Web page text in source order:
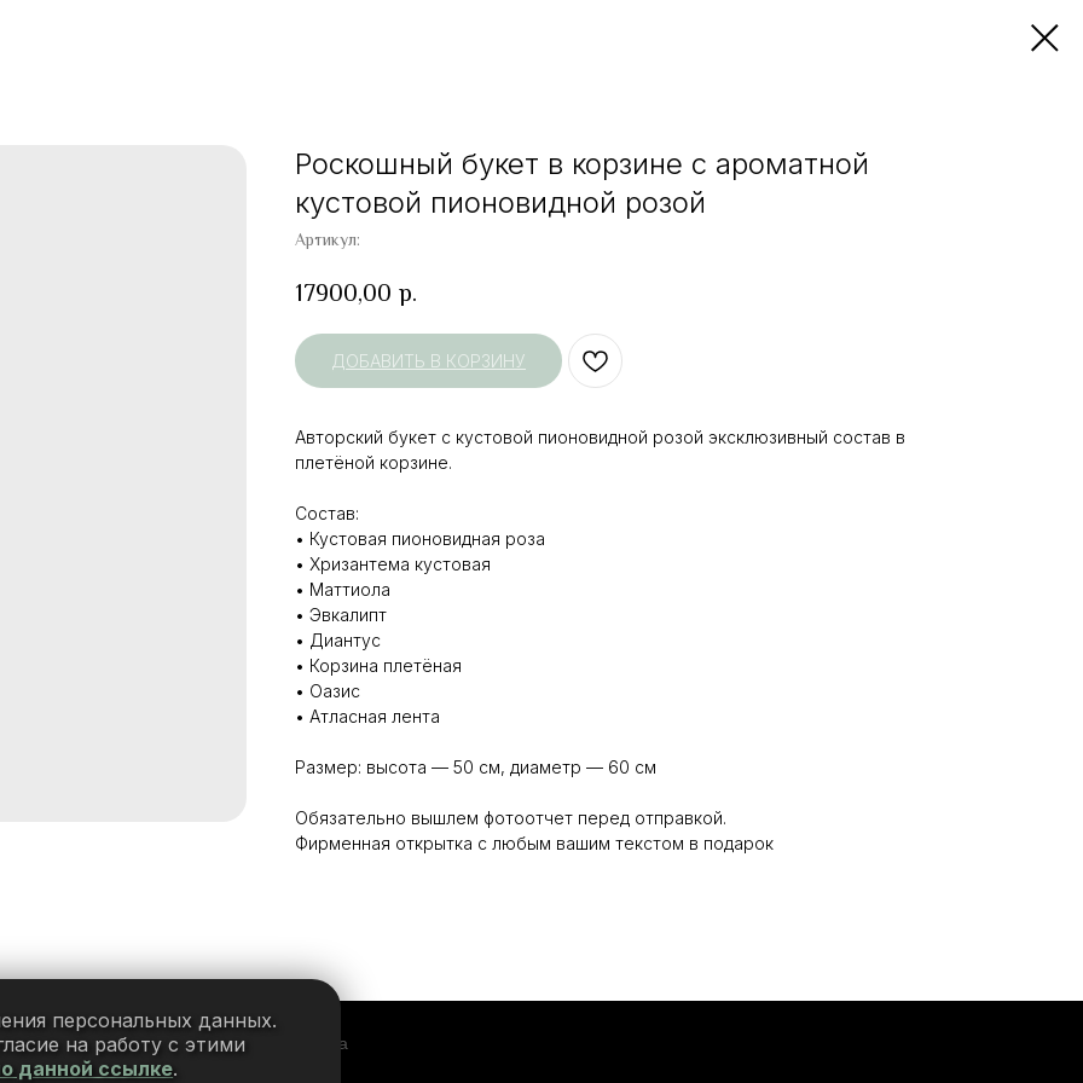
Роскошный букет в корзине с ароматной
кустовой пионовидной розой
Артикул:
17900,00 р.
ДОБАВИТЬ В КОРЗИНУ
Авторский букет с кустовой пионовидной розой эксклюзивный состав в
плетёной корзине.
Состав:
• Кустовая пионовидная роза
• Хризантема кустовая
• Маттиола
• Эвкалипт
• Диантус
• Корзина плетёная
• Оазис
• Атласная лента
Размер: высота — 50 см, диаметр — 60 см
Обязательно вышлем фотоотчет перед отправкой.
Фирменная открытка с любым вашим текстом в подарок
Made on Tilda
персональных данных.
на работу с этими
данной ссылке.